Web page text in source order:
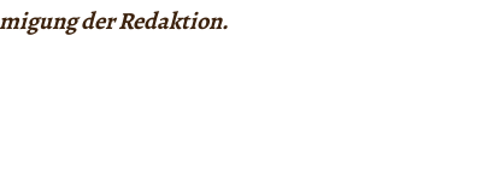
der Redaktion.